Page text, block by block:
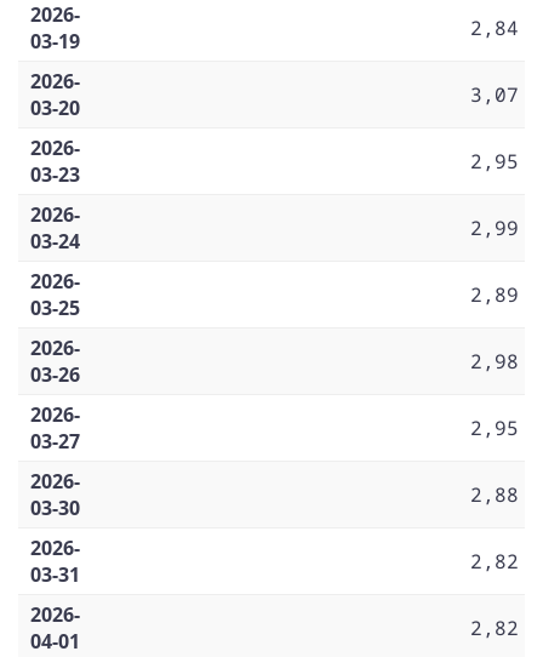
2026-
03-19
2,84
2026-
03-20
3,07
2026-
03-23
2,95
2026-
03-24
2,99
2026-
03-25
2,89
2026-
03-26
2,98
2026-
03-27
2,95
2026-
03-30
2,88
2026-
03-31
2,82
2026-
04-01
2,82